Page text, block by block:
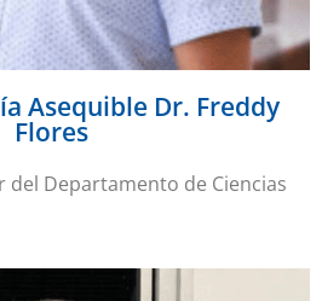
Asequible Dr. Freddy
Flores
del Departamento de Ciencias